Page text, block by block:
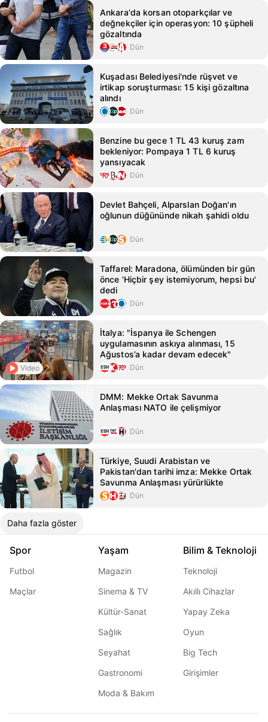
Ankara'da korsan otoparkçılar ve
değnekçiler için operasyon: 10 şüpheli
gözaltında
Dün
Kuşadası Belediyesi'nde rüşvet ve
irtikap soruşturması: 15 kişi gözaltına
alındı
Dün
Benzine bu gece 1 TL 43 kuruş zam
bekleniyor: Pompaya 1 TL 6 kuruş
yansıyacak
Dün
Devlet Bahçeli, Alparslan Doğan'ın
oğlunun düğününde nikah şahidi oldu
Dün
Taffarel: Maradona, ölümünden bir gün
önce 'Hiçbir şey istemiyorum, hepsi bu'
dedi
Dün
Video
İtalya: "İspanya ile Schengen
uygulamasının askıya alınması, 15
Ağustos’a kadar devam edecek"
Dün
DMM: Mekke Ortak Savunma
Anlaşması NATO ile çelişmiyor
Dün
Türkiye, Suudi Arabistan ve
Pakistan'dan tarihi imza: Mekke Ortak
Savunma Anlaşması yürürlükte
Dün
Daha fazla göster
Spor
Futbol
Maçlar
Yaşam
Magazin
Sinema & TV
Kültür-Sanat
Sağlık
Seyahat
Gastronomi
Moda & Bakım
Bilim & Teknoloji
Teknoloji
Akıllı Cihazlar
Yapay Zeka
Oyun
Big Tech
Girişimler